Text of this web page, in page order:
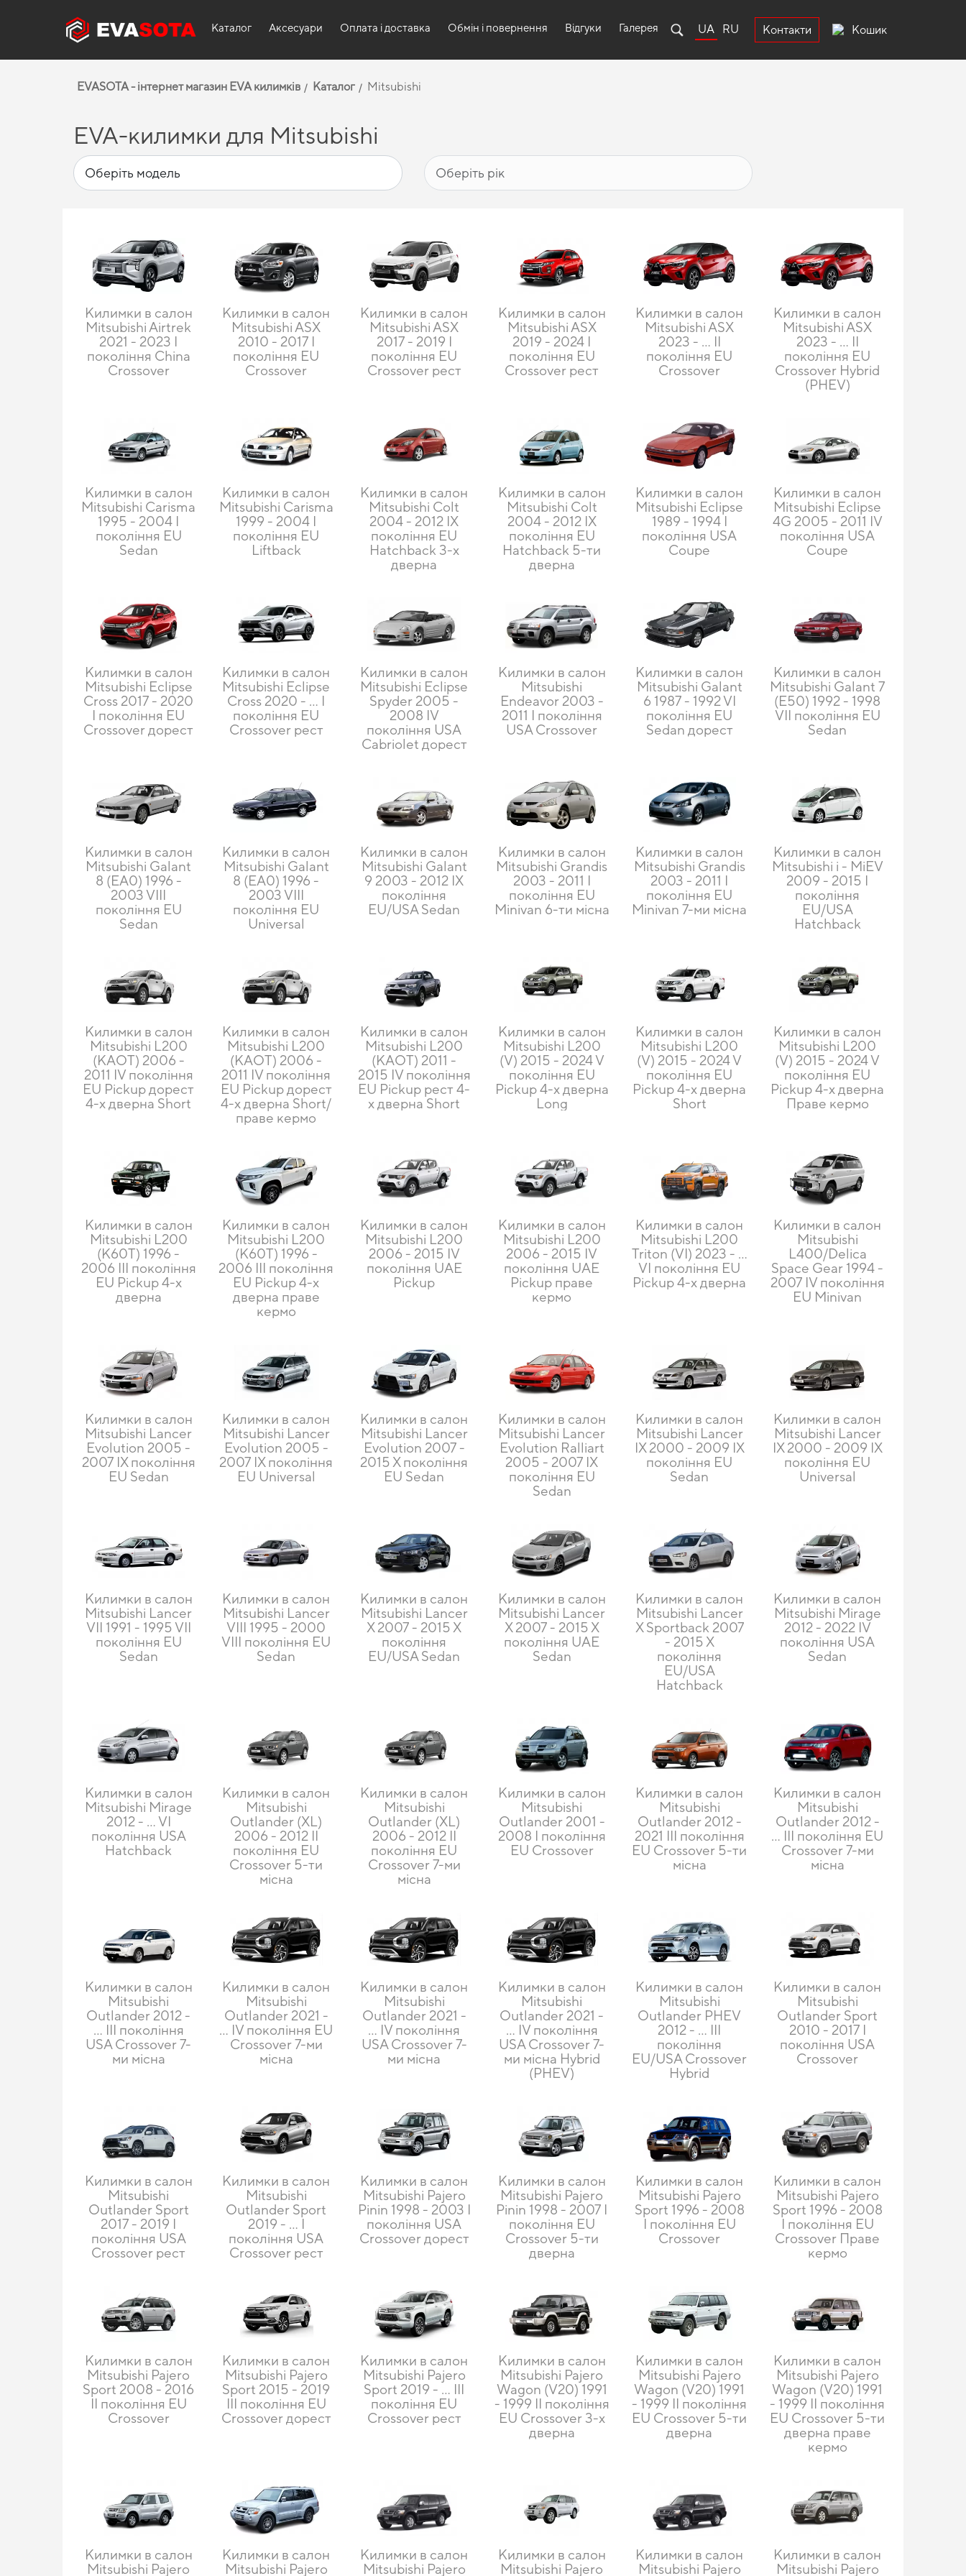
Каталог Аксесуари Оплата і доставка Обмін і повернення Відгуки Галерея UA RU Контакти Кошик
EVASOTA - інтернет магазин EVA килимків Каталог Mitsubishi
EVA-килимки для Mitsubishi
Килимки в салон
Mitsubishi Airtrek
2021 - 2023 I
покоління China
Crossover
Килимки в салон
Mitsubishi ASX
2010 - 2017 I
покоління EU
Crossover
Килимки в салон
Mitsubishi ASX
2017 - 2019 I
покоління EU
Crossover рест
Килимки в салон
Mitsubishi ASX
2019 - 2024 I
покоління EU
Crossover рест
Килимки в салон
Mitsubishi ASX
2023 - ... II
покоління EU
Crossover
Килимки в салон
Mitsubishi ASX
2023 - ... II
покоління EU
Crossover Hybrid
(PHEV)
Килимки в салон
Mitsubishi Carisma
1995 - 2004 I
покоління EU
Sedan
Килимки в салон
Mitsubishi Carisma
1999 - 2004 I
покоління EU
Liftback
Килимки в салон
Mitsubishi Colt
2004 - 2012 IX
покоління EU
Hatchback 3-х
дверна
Килимки в салон
Mitsubishi Colt
2004 - 2012 IX
покоління EU
Hatchback 5-ти
дверна
Килимки в салон
Mitsubishi Eclipse
1989 - 1994 I
покоління USA
Coupe
Килимки в салон
Mitsubishi Eclipse
4G 2005 - 2011 IV
покоління USA
Coupe
Килимки в салон
Mitsubishi Eclipse
Cross 2017 - 2020
I покоління EU
Crossover дорест
Килимки в салон
Mitsubishi Eclipse
Cross 2020 - … I
покоління EU
Crossover рест
Килимки в салон
Mitsubishi Eclipse
Spyder 2005 -
2008 IV
покоління USA
Cabriolet дорест
Килимки в салон
Mitsubishi
Endeavor 2003 -
2011 I покоління
USA Crossover
Килимки в салон
Mitsubishi Galant
6 1987 - 1992 VI
покоління EU
Sedan дорест
Килимки в салон
Mitsubishi Galant 7
(E50) 1992 - 1998
VII покоління EU
Sedan
Килимки в салон
Mitsubishi Galant
8 (EA0) 1996 -
2003 VIII
покоління EU
Sedan
Килимки в салон
Mitsubishi Galant
8 (EA0) 1996 -
2003 VIII
покоління EU
Universal
Килимки в салон
Mitsubishi Galant
9 2003 - 2012 IX
покоління
EU/USA Sedan
Килимки в салон
Mitsubishi Grandis
2003 - 2011 I
покоління EU
Minivan 6-ти місна
Килимки в салон
Mitsubishi Grandis
2003 - 2011 I
покоління EU
Minivan 7-ми місна
Килимки в салон
Mitsubishi i - MiEV
2009 - 2015 I
покоління
EU/USA
Hatchback
Килимки в салон
Mitsubishi L200
(KAOT) 2006 -
2011 IV покоління
EU Pickup дорест
4-х дверна Short
Килимки в салон
Mitsubishi L200
(KAOT) 2006 -
2011 IV покоління
EU Pickup дорест
4-х дверна Short/
праве кермо
Килимки в салон
Mitsubishi L200
(KAOT) 2011 -
2015 IV покоління
EU Pickup рест 4-
х дверна Short
Килимки в салон
Mitsubishi L200
(V) 2015 - 2024 V
покоління EU
Pickup 4-х дверна
Long
Килимки в салон
Mitsubishi L200
(V) 2015 - 2024 V
покоління EU
Pickup 4-х дверна
Short
Килимки в салон
Mitsubishi L200
(V) 2015 - 2024 V
покоління EU
Pickup 4-х дверна
Праве кермо
Килимки в салон
Mitsubishi L200
(К60Т) 1996 -
2006 III покоління
EU Pickup 4-х
дверна
Килимки в салон
Mitsubishi L200
(К60Т) 1996 -
2006 III покоління
EU Pickup 4-х
дверна праве
кермо
Килимки в салон
Mitsubishi L200
2006 - 2015 IV
покоління UAE
Pickup
Килимки в салон
Mitsubishi L200
2006 - 2015 IV
покоління UAE
Pickup праве
кермо
Килимки в салон
Mitsubishi L200
Triton (VI) 2023 - ...
VI покоління EU
Pickup 4-х дверна
Килимки в салон
Mitsubishi
L400/Delica
Space Gear 1994 -
2007 IV покоління
EU Minivan
Килимки в салон
Mitsubishi Lancer
Evolution 2005 -
2007 IX покоління
EU Sedan
Килимки в салон
Mitsubishi Lancer
Evolution 2005 -
2007 IX покоління
EU Universal
Килимки в салон
Mitsubishi Lancer
Evolution 2007 -
2015 X покоління
EU Sedan
Килимки в салон
Mitsubishi Lancer
Evolution Ralliart
2005 - 2007 IX
покоління EU
Sedan
Килимки в салон
Mitsubishi Lancer
IX 2000 - 2009 IX
покоління EU
Sedan
Килимки в салон
Mitsubishi Lancer
IX 2000 - 2009 IX
покоління EU
Universal
Килимки в салон
Mitsubishi Lancer
VII 1991 - 1995 VII
покоління EU
Sedan
Килимки в салон
Mitsubishi Lancer
VIII 1995 - 2000
VIII покоління EU
Sedan
Килимки в салон
Mitsubishi Lancer
X 2007 - 2015 X
покоління
EU/USA Sedan
Килимки в салон
Mitsubishi Lancer
X 2007 - 2015 X
покоління UAE
Sedan
Килимки в салон
Mitsubishi Lancer
X Sportback 2007
- 2015 X
покоління
EU/USA
Hatchback
Килимки в салон
Mitsubishi Mirage
2012 - 2022 IV
покоління USA
Sedan
Килимки в салон
Mitsubishi Mirage
2012 - … VI
покоління USA
Hatchback
Килимки в салон
Mitsubishi
Outlander (XL)
2006 - 2012 II
покоління EU
Crossover 5-ти
місна
Килимки в салон
Mitsubishi
Outlander (XL)
2006 - 2012 II
покоління EU
Crossover 7-ми
місна
Килимки в салон
Mitsubishi
Outlander 2001 -
2008 I покоління
EU Crossover
Килимки в салон
Mitsubishi
Outlander 2012 -
2021 III покоління
EU Crossover 5-ти
місна
Килимки в салон
Mitsubishi
Outlander 2012 -
… III покоління EU
Crossover 7-ми
місна
Килимки в салон
Mitsubishi
Outlander 2012 -
… III покоління
USA Crossover 7-
ми місна
Килимки в салон
Mitsubishi
Outlander 2021 -
… IV покоління EU
Crossover 7-ми
місна
Килимки в салон
Mitsubishi
Outlander 2021 -
… IV покоління
USA Crossover 7-
ми місна
Килимки в салон
Mitsubishi
Outlander 2021 -
… IV покоління
USA Crossover 7-
ми місна Hybrid
(PHEV)
Килимки в салон
Mitsubishi
Outlander PHEV
2012 - … III
покоління
EU/USA Crossover
Hybrid
Килимки в салон
Mitsubishi
Outlander Sport
2010 - 2017 I
покоління USA
Crossover
Килимки в салон
Mitsubishi
Outlander Sport
2017 - 2019 I
покоління USA
Crossover рест
Килимки в салон
Mitsubishi
Outlander Sport
2019 - … I
покоління USA
Crossover рест
Килимки в салон
Mitsubishi Pajero
Pinin 1998 - 2003 I
покоління USA
Crossover дорест
Килимки в салон
Mitsubishi Pajero
Pinin 1998 - 2007 I
покоління EU
Crossover 5-ти
дверна
Килимки в салон
Mitsubishi Pajero
Sport 1996 - 2008
I покоління EU
Crossover
Килимки в салон
Mitsubishi Pajero
Sport 1996 - 2008
I покоління EU
Crossover Праве
кермо
Килимки в салон
Mitsubishi Pajero
Sport 2008 - 2016
II покоління EU
Crossover
Килимки в салон
Mitsubishi Pajero
Sport 2015 - 2019
III покоління EU
Crossover дорест
Килимки в салон
Mitsubishi Pajero
Sport 2019 - … III
покоління EU
Crossover рест
Килимки в салон
Mitsubishi Pajero
Wagon (V20) 1991
- 1999 II покоління
EU Crossover 3-х
дверна
Килимки в салон
Mitsubishi Pajero
Wagon (V20) 1991
- 1999 II покоління
EU Crossover 5-ти
дверна
Килимки в салон
Mitsubishi Pajero
Wagon (V20) 1991
- 1999 II покоління
EU Crossover 5-ти
дверна праве
кермо
Килимки в салон
Mitsubishi Pajero
Килимки в салон
Mitsubishi Pajero
Килимки в салон
Mitsubishi Pajero
Килимки в салон
Mitsubishi Pajero
Килимки в салон
Mitsubishi Pajero
Килимки в салон
Mitsubishi Pajero